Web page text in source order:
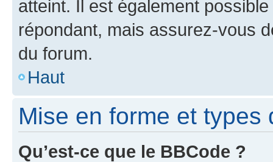
atteint. Il est également
répondant, mais assurez-vous
du forum.
Haut
Mise en forme et types
Qu’est-ce que le BBCode ?